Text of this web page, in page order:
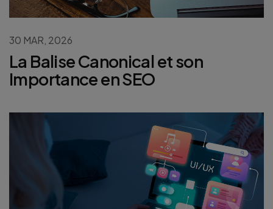
30 MAR, 2026
La Balise Canonical et son
Importance en SEO